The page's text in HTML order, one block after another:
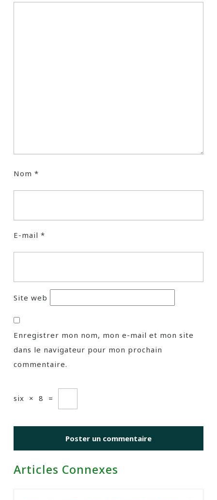
Nom *
E-mail *
Site web
Enregistrer mon nom, mon e-mail et mon site
dans le navigateur pour mon prochain
commentaire.
six × 8 =
Articles Connexes